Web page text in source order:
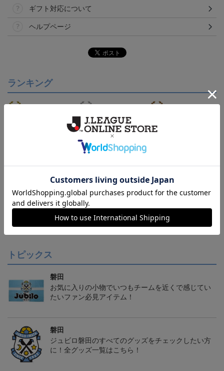
ギフト対応について
ヘルプページ
ランキング
【S～4XL】2026/27ユニ
フォーム オーセンティッ
【S～4XL】2026/27ユニ
クモデル:GK
21,450円～25,950円
1,760円
会員特典
トピックス
磐田
お気に入りの小物でいつもチームを近くで感じてい
たいファン必見アイテム！
磐田
ジュビロ磐田のすべてのグッズをチェックしたい方
に！全グッズ一覧はこちら！